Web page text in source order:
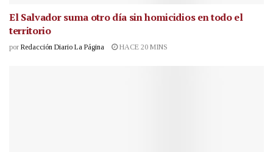
El Salvador suma otro día sin homicidios en todo el
territorio
por Redacción Diario La Página HACE 20 MINS